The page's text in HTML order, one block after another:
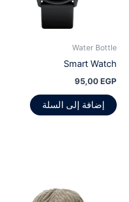
Water Bottle
Smart Watch
95,00EGP
إضافة إلى السلة